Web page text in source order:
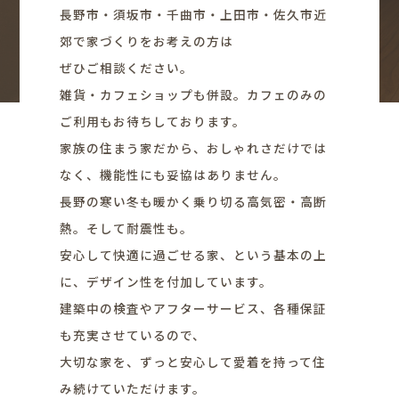
長野市・須坂市・千曲市・上田市・佐久市近
郊で家づくりをお考えの方は
ぜひご相談ください。
雑貨・カフェショップも併設。カフェのみの
ご利用もお待ちしております。
家族の住まう家だから、おしゃれさだけでは
なく、機能性にも妥協はありません。
長野の寒い冬も暖かく乗り切る高気密・高断
熱。そして耐震性も。
安心して快適に過ごせる家、という基本の上
に、デザイン性を付加しています。
建築中の検査やアフターサービス、各種保証
も充実させているので、
大切な家を、ずっと安心して愛着を持って住
み続けていただけます。